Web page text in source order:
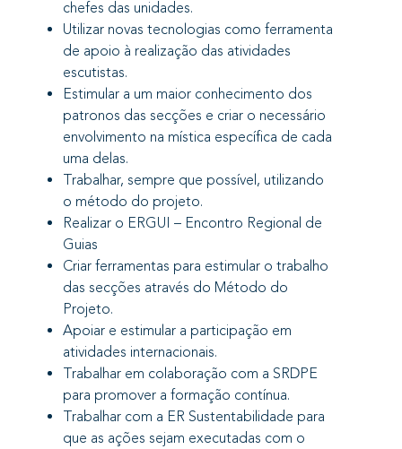
chefes das unidades.
Utilizar novas tecnologias como ferramenta
de apoio à realização das atividades
escutistas.
Estimular a um maior conhecimento dos
patronos das secções e criar o necessário
envolvimento na mística específica de cada
uma delas.
Trabalhar, sempre que possível, utilizando
o método do projeto.
Realizar o ERGUI – Encontro Regional de
Guias
Criar ferramentas para estimular o trabalho
das secções através do Método do
Projeto.
Apoiar e estimular a participação em
atividades internacionais.
Trabalhar em colaboração com a SRDPE
para promover a formação contínua.
Trabalhar com a ER Sustentabilidade para
que as ações sejam executadas com o